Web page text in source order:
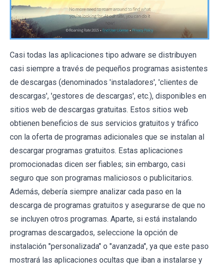
Casi todas las aplicaciones tipo adware se distribuyen
casi siempre a través de pequeños programas asistentes
de descargas (denominados 'instaladores', 'clientes de
descargas', 'gestores de descargas', etc.), disponibles en
sitios web de descargas gratuitas. Estos sitios web
obtienen beneficios de sus servicios gratuitos y tráfico
con la oferta de programas adicionales que se instalan al
descargar programas gratuitos. Estas aplicaciones
promocionadas dicen ser fiables; sin embargo, casi
seguro que son programas maliciosos o publicitarios.
Además, debería siempre analizar cada paso en la
descarga de programas gratuitos y asegurarse de que no
se incluyen otros programas. Aparte, si está instalando
programas descargados, seleccione la opción de
instalación "personalizada" o "avanzada", ya que este paso
mostrará las aplicaciones ocultas que iban a instalarse y